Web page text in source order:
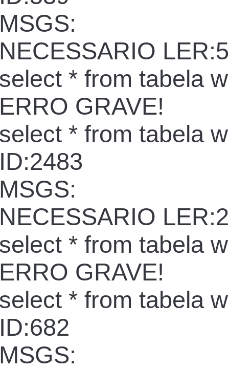
* from tabela
GRAVE!
* from tabela
* from tabela
GRAVE!
* from tabela